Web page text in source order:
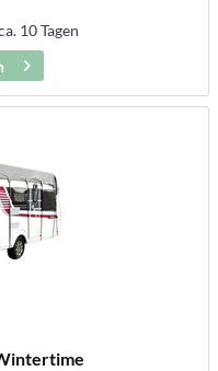
10 Tagen